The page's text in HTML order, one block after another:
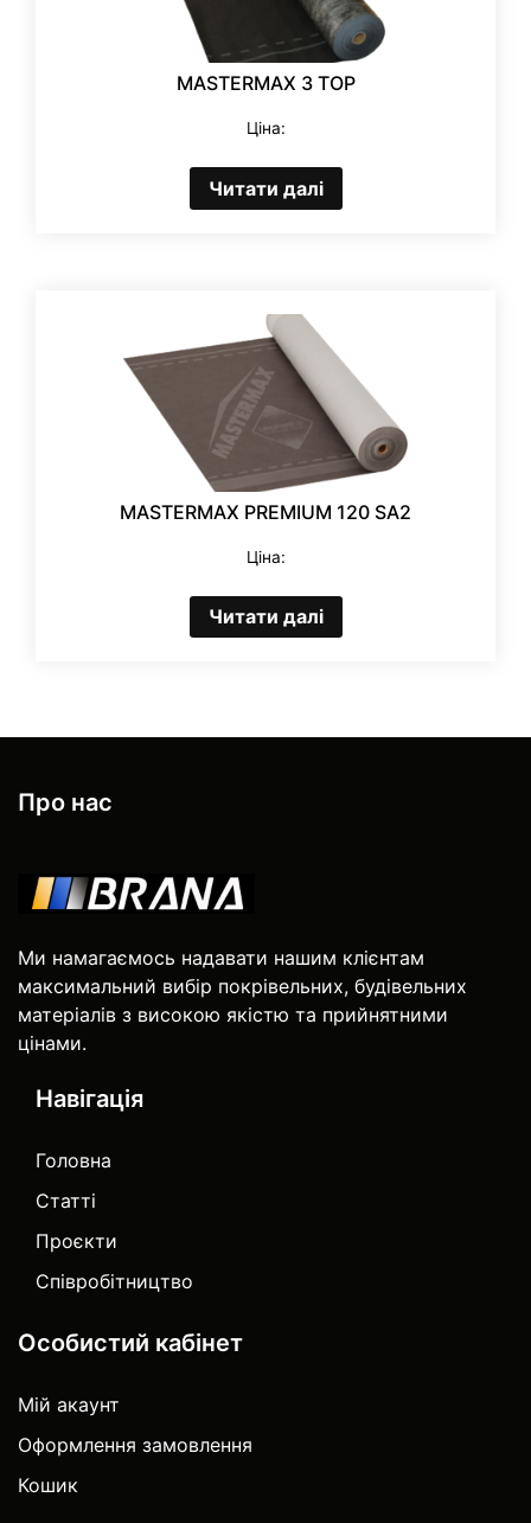
MASTERMAX 3 TOP
Ціна:
Читати далі
MASTERMAX PREMIUM 120 SA2
Ціна:
Читати далі
Про нас
Ми намагаємось надавати нашим клієнтам
максимальний вибір покрівельних, будівельних
матеріалів з високою якістю та прийнятними
цінами.
Навігація
Головна
Статті
Проєкти
Співробітництво
Особистий кабінет
Мій акаунт
Оформлення замовлення
Кошик